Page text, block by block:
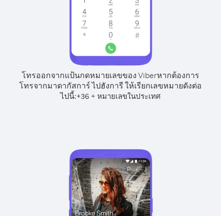
โทรออกจากแป้นกดหมายเลขของ Viberหากต้องการ
โทรจากมาดากัสการ์ ไปฮังการี ให้เรียกเลขหมายดังต่อ
ไปนี้:+36 + หมายเลขในประเทศ